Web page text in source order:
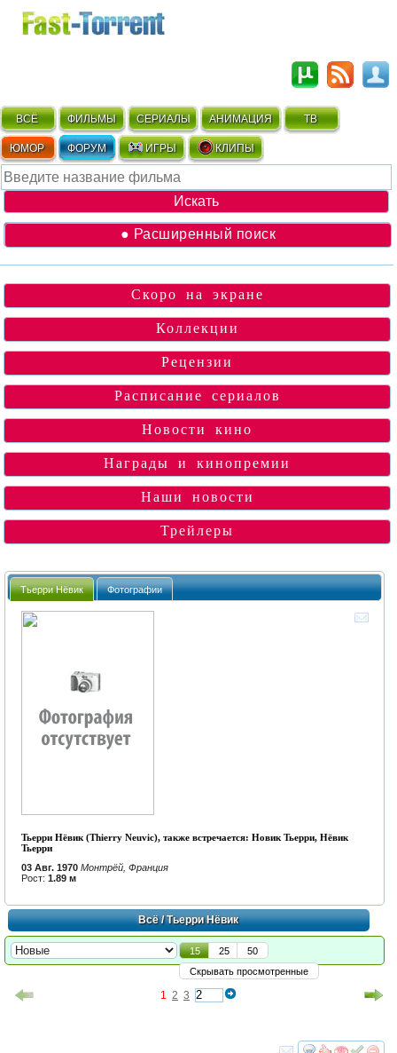
ВСЁ ФИЛЬМЫ СЕРИАЛЫ АНИМАЦИЯ ТВ
ЮМОР ФОРУМ ИГРЫ КЛИПЫ
● Расширенный поиск
Скоро на экране
Коллекции
Рецензии
Расписание сериалов
Новости кино
Награды и кинопремии
Наши новости
Трейлеры
Тьерри Нёвик Фотографии
Тьерри Нёвик (Thierry Neuvic), также встречается: Новик Тьерри, Нёвик
Тьерри
03 Авг. 1970 Монтрёй, Франция
Рост: 1.89 м
Всё/ Тьерри Нёвик
15 25
50
Скрывать просмотренные
1 2 3